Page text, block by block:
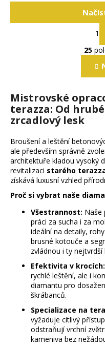
1
25
Mistrovské
terazza: Od
zrcadlový lesk
Broušení a leštění
ale především správně
architektuře kladou vysoký
revitalizaci starého
získává luxusní vzhled
Proč si vybrat naše
Všestrannost: Naše
práci za sucha i za
ideální na detaily,
brusné kotouče a
zvládnou i ty
Efektivita v krocích:
rychlé leštění, ale i
diamantu pro
škrábanců.
Specializace na
vyžaduje citlivý
odstraňují vrchní
kameniva bez